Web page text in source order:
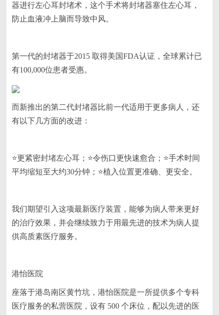
器进行左心耳封堵术，这个手术将封堵器塞住左心耳，
防止血液冲上脑而导致中风。
第一代的封堵器于2015 取得美国FDA认证，全球累计已
有100,000位患者受惠。
而新推出的第二代封堵器比前一代适用于更多病人，还
有以下几方面的改进：
⭐更紧密封堵左心耳；⭐令伤口更快速愈合；⭐手术时间
平均缩短至大约30分钟；⭐植入位置更准确、更安全。
我们期望引入这项最新医疗装置，能够为病人带来更好
的治疗效果，并会继续致力于用最先进的技术为病人提
供高质素医疗服务。
港怡医院
座落于港岛南区黄竹坑，港怡医院是一所提供多个专科
医疗服务的私营医院，设有 500 个床位，配以先进的医